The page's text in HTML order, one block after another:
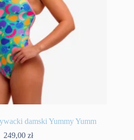
damski Yummy Yumm
249,00 zł